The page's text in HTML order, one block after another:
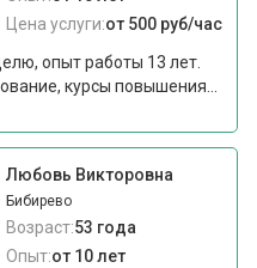
Цена услуги:от 500 руб/час
опыт работы 13 лет.
курсы повышения...
Любовь Викторовна
Бибирево
Возраст:53 года
Опыт:от 10 лет